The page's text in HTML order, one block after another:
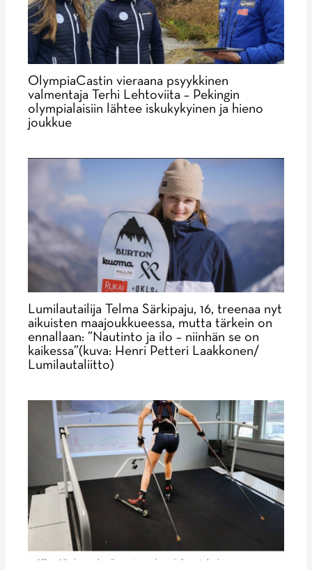
OlympiaCastin vieraana psyykkinen
valmentaja Terhi Lehtoviita – Pekingin
olympialaisiin lähtee iskukykyinen ja hieno
joukkue
Lumilautailija Telma Särkipaju, 16, treenaa nyt
aikuisten maajoukkueessa, mutta tärkein on
ennallaan: ”Nautinto ja ilo – niinhän se on
kaikessa”(kuva: Henri Petteri Laakkonen/
Lumilautaliitto)